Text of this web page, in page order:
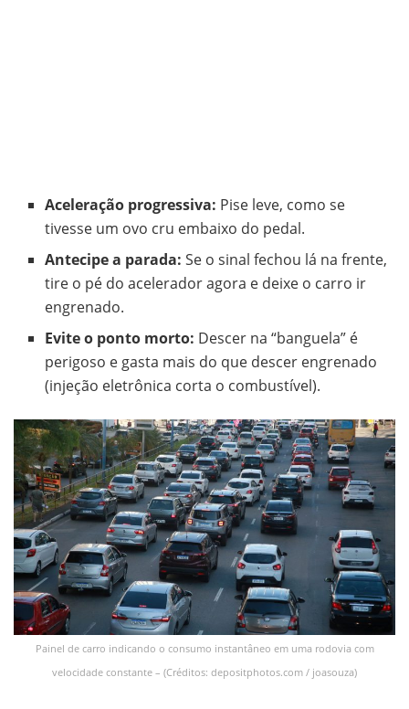
Aceleração progressiva: Pise leve, como se
tivesse um ovo cru embaixo do pedal.
Antecipe a parada: Se o sinal fechou lá na frente,
tire o pé do acelerador agora e deixe o carro ir
engrenado.
Evite o ponto morto: Descer na “banguela” é
perigoso e gasta mais do que descer engrenado
(injeção eletrônica corta o combustível).
Painel de carro indicando o consumo instantâneo em uma rodovia com
velocidade constante – (Créditos: depositphotos.com / joasouza)